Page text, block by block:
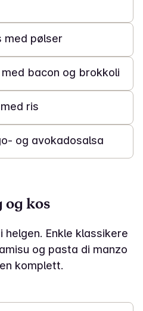
med pølser
bacon og brokkoli
ris
og avokadosalsa
og kos
Enkle klassikere
og pasta di manzo
komplett.